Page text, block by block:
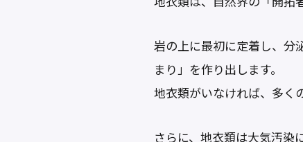
岩の上に最初に定着し、分
まり」を作り出します。
地衣類がいなければ、多く
さらに、地衣類は大気汚染